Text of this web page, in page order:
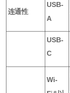
连通性
USB-
A
USB-
C
Wi-